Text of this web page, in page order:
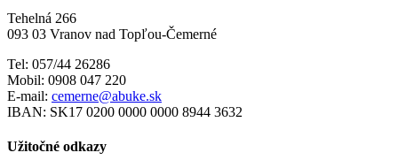
Tehelná 266
093 03 Vranov nad Topľou-Čemerné
Tel: 057/44 26286
Mobil: 0908 047 220
E-mail: cemerne@abuke.sk
IBAN: SK17 0200 0000 0000 8944 3632
Užitočné odkazy